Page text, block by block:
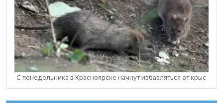
С понедельника в Красноярске начнут избавляться от крыс